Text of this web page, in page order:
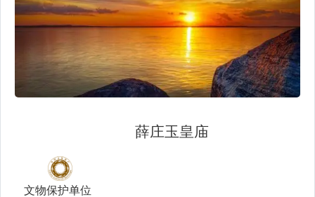
薛庄玉皇庙
文物保护单位